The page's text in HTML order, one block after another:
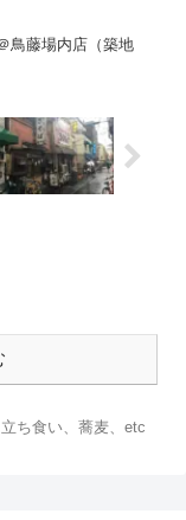
鳥藤場内店（築地
ち食い、蕎麦、etc